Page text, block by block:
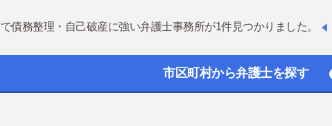
債務整理・自己破産に強い弁護士事務所が1件見つかりました。
市区町村から弁護士を探す